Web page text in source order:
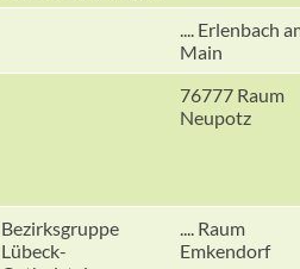
.... Erlenbach
Main
76777 Raum
Neupotz
Bezirksgruppe
Lübeck-
.... Raum
Emkendorf